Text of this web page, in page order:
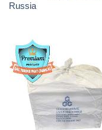
Russia